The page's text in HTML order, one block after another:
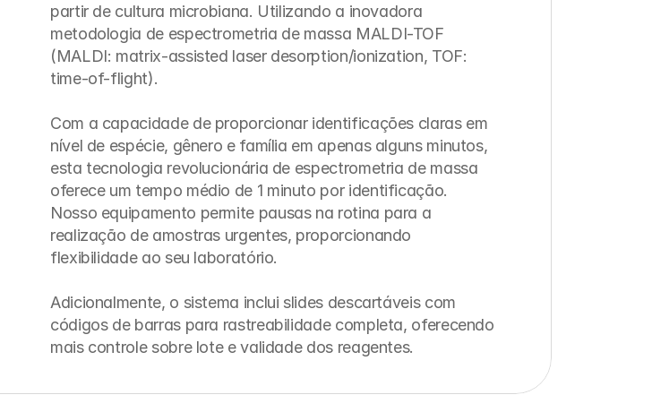
partir de cultura microbiana. Utilizando a inovadora
metodologia de espectrometria de massa MALDI-TOF
(MALDI: matrix-assisted laser desorption/ionization, TOF:
time-of-flight).
Com a capacidade de proporcionar identificações claras em
nível de espécie, gênero e família em apenas alguns minutos,
esta tecnologia revolucionária de espectrometria de massa
oferece um tempo médio de 1 minuto por identificação.
Nosso equipamento permite pausas na rotina para a
realização de amostras urgentes, proporcionando
flexibilidade ao seu laboratório.
Adicionalmente, o sistema inclui slides descartáveis com
códigos de barras para rastreabilidade completa, oferecendo
mais controle sobre lote e validade dos reagentes.